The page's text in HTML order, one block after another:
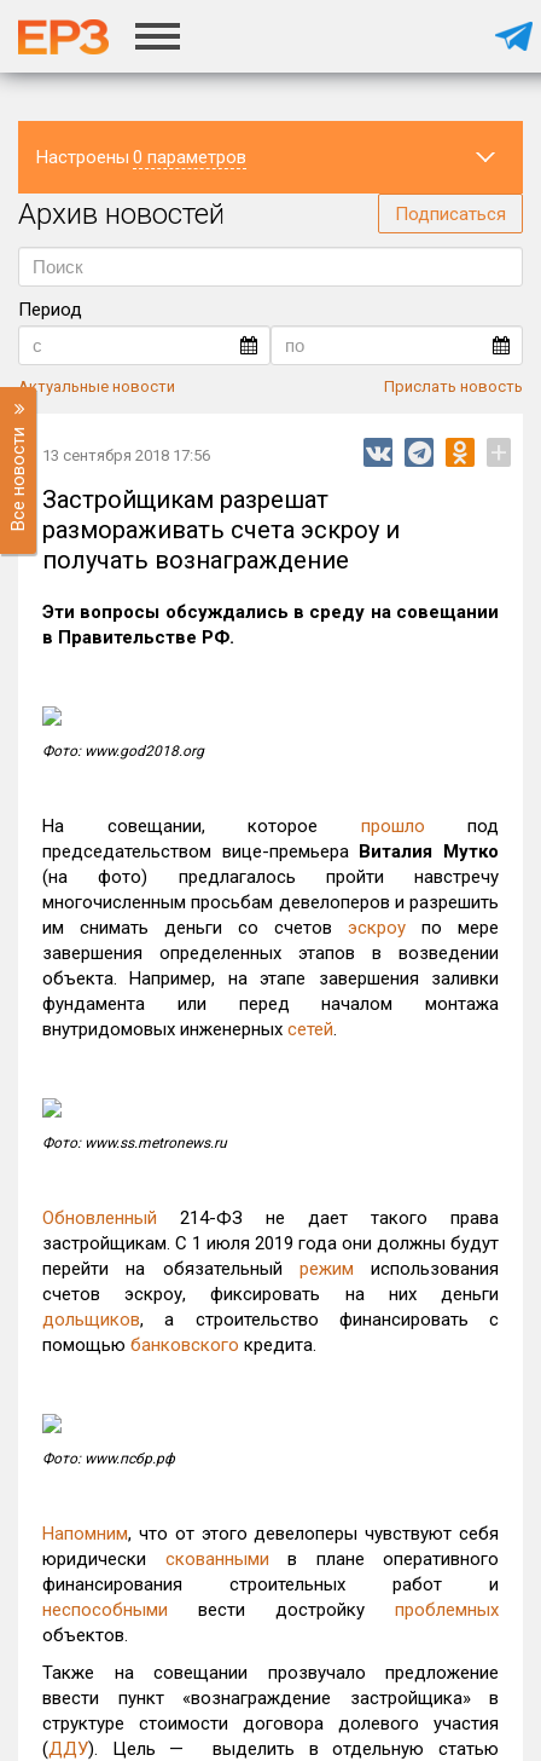
Настроены 0 параметров
Регион
Архив новостей Подписаться
Период
Актуальные новости Прислать новость
Все новости 13 сентября 2018 17:56 +
Застройщикам разрешат
размораживать счета эскроу и
получать вознаграждение
Эти вопросы обсуждались в среду на совещании
в Правительстве РФ.
Фото: www.god2018.org
На совещании, которое прошло под
председательством вице-премьера Виталия Мутко
(на фото) предлагалось пройти навстречу
многочисленным просьбам девелоперов и разрешить
им снимать деньги со счетов эскроу по мере
завершения определенных этапов в возведении
объекта. Например, на этапе завершения заливки
фундамента или перед началом монтажа
внутридомовых инженерных сетей.
Фото: www.ss.metronews.ru
Обновленный 214-ФЗ не дает такого права
застройщикам. С 1 июля 2019 года они должны будут
перейти на обязательный режим использования
счетов эскроу, фиксировать на них деньги
дольщиков, а строительство финансировать с
помощью банковского кредита.
Фото: www.псбр.рф
Напомним, что от этого девелоперы чувствуют себя
юридически скованными в плане оперативного
финансирования строительных работ и
неспособными вести достройку проблемных
объектов.
Также на совещании прозвучало предложение
ввести пункт «вознаграждение застройщика» в
структуре стоимости договора долевого участия
(ДДУ). Цель — выделить в отдельную статью